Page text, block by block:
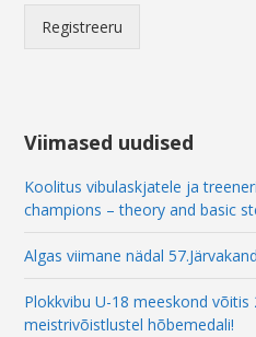
l
Registreeru
Viimased uudised
Koolitus vibulaskjatele ja
champions – theory and basic
Algas viimane nädal
Plokkvibu U-18 meeskond
meistrivõistlustel hõbemedali!